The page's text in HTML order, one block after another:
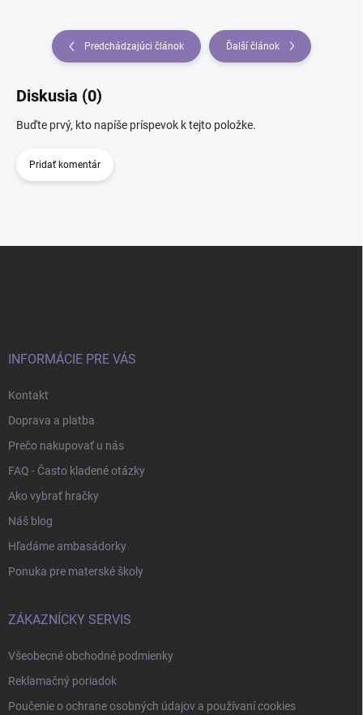
Predchádzajúci článok Ďalší článok
Diskusia (0)
Buďte prvý, kto napíše príspevok k tejto položke.
Pridať komentár
INFORMÁCIE PRE VÁS
Kontakt
Doprava a platba
Prečo nakupovať u nás
FAQ - Často kladené otázky
Ako vybrať hračky
Náš blog
Hľadáme ambasádorky
Ponuka pre materské školy
ZÁKAZNÍCKY SERVIS
Všeobecné obchodné podmienky
Reklamačný poriadok
Poučenie o ochrane osobných údajov a používaní cookies